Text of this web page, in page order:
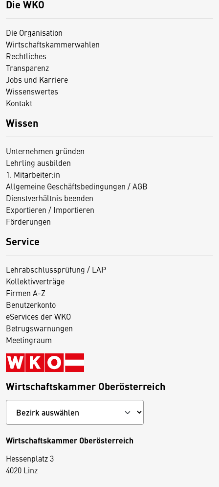
Die WKO
Die Organisation
Wirtschaftskammerwahlen
Rechtliches
Transparenz
Jobs und Karriere
Wissenswertes
Kontakt
Wissen
Unternehmen gründen
Lehrling ausbilden
1. Mitarbeiter:in
Allgemeine Geschäftsbedingungen / AGB
Dienstverhältnis beenden
Exportieren / Importieren
Förderungen
Service
Lehrabschlussprüfung / LAP
Kollektivverträge
Firmen A-Z
Benutzerkonto
eServices der WKO
Betrugswarnungen
Meetingraum
Wirtschaftskammer Oberösterreich
Wirtschaftskammer Oberösterreich
Hessenplatz 3
4020 Linz